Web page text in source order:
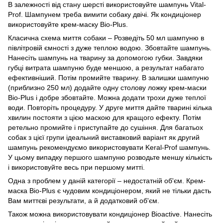
В залежності від стану шерсті використовуйте шампунь Vital-
Prof. Шампунем треба вимити собаку двічі. Як кондиціонер
використовуйте крем-маску Bio-Plus.
Класична схема миття собаки – Розведіть 50 мл шампуню в
півлітровій ємності з дуже теплою водою. Збовтайте шампунь.
Нанесіть шампунь на тварину за допомогою губки. Завдяки
губці витрата шампуню буде меншою, а результат набагато
ефективніший. Потім промийте тварину. В залишки шампуню
(приблизно 250 мл) додайте одну столову ложку крем-маски
Bio-Plus і добре збовтайте. Можна додати трохи дуже теплої
води. Повторіть процедуру. У друге миття дайте тварині кілька
хвилин постояти з цією маскою для кращого ефекту. Потім
ретельно промийте і приступайте до сушіння. Для багатьох
собак з цієї групи ідеальний виставковий варіант як другий
шампунь рекомендуємо використовувати Keral-Prof шампунь.
У цьому випадку першого шампуню розводьте меншу кількість
і використовуйте весь при першому митті.
Одна з проблем у даній категорії – недостатній об'єм. Крем-
маска Bio-Plus є чудовим кондиціонером, який не тільки дасть
Вам миттєві результати, а й додатковий об'єм.
Також можна використовувати кондиціонер Bioactive. Нанесіть